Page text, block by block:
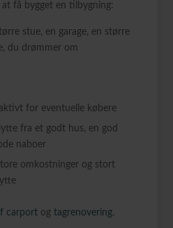
få bygget en tilbygning:
stue, en garage, en større
du drømmer om
for eventuelle købere
fra et godt hus, en god
naboer
omkostninger og stort
carport ogtagrenovering.